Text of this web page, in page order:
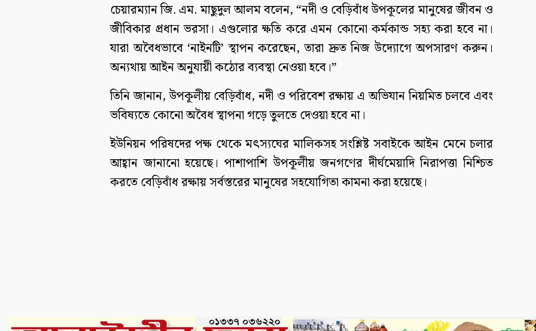
চেয়ারম্যান জি. এম. মাছুদুল আলম বলেন, “নদী ও বেড়িবাঁধ উপকূলের মানুষের জীবন ও
জীবিকার প্রধান ভরসা। এগুলোর ক্ষতি করে এমন কোনো কর্মকান্ড সহ্য করা হবে না।
যারা অবৈধভাবে ‘নাইনটি’ স্থাপন করেছেন, তারা দ্রুত নিজ উদ্যোগে অপসারণ করুন।
অন্যথায় আইন অনুযায়ী কঠোর ব্যবস্থা নেওয়া হবে।”
তিনি জানান, উপকূলীয় বেড়িবাঁধ, নদী ও পরিবেশ রক্ষায় এ অভিযান নিয়মিত চলবে এবং
ভবিষ্যতে কোনো অবৈধ স্থাপনা গড়ে তুলতে দেওয়া হবে না।
ইউনিয়ন পরিষদের পক্ষ থেকে মৎস্যঘের মালিকসহ সংশ্লিষ্ট সবাইকে আইন মেনে চলার
আহ্বান জানানো হয়েছে। পাশাপাশি উপকূলীয় জনগণের দীর্ঘমেয়াদি নিরাপত্তা নিশ্চিত
করতে বেড়িবাঁধ রক্ষায় সর্বস্তরের মানুষের সহযোগিতা কামনা করা হয়েছে।